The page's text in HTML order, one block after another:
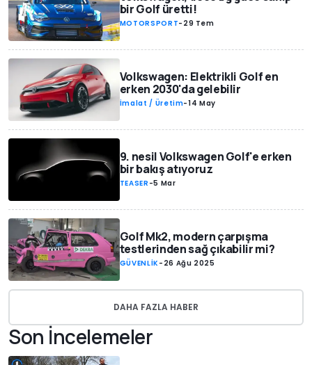
bir Golf üretti!
MOTORSPORT- 29 Tem
Volkswagen: Elektrikli Golf en
erken 2030'da gelebilir
İmalat / Üretim-14 May
9. nesil Volkswagen Golf'e erken
bir bakış atıyoruz
TEASER -5 Mar
Golf Mk2, modern çarpışma
testlerinden sağ çıkabilir mi?
GÜVENLİK- 26 Ağu 2025
DAHA FAZLA HABER
Son İncelemeler